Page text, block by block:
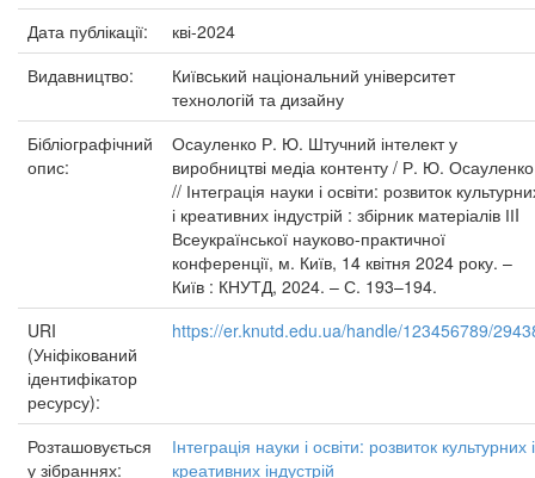
Дата публікації:
кві-2024
Видавництво:
Київський національний університет
технологій та дизайну
Бібліографічний
опис:
Осауленко Р. Ю. Штучний інтелект у
виробництві медіа контенту / Р. Ю. Осауленко
// Інтеграція науки і освіти: розвиток
і креативних індустрій : збірник матеріалів ІІI
Всеукраїнської науково-практичної
конференції, м. Київ, 14 квітня 2024 року. –
Київ : КНУТД, 2024. – С. 193–194.
URI
(Уніфікований
ідентифікатор
ресурсу):
https://er.knutd.edu.ua/handle/123456789/
Розташовується
у зібраннях:
Інтеграція науки і освіти: розвиток культурних і
креативних індустрій